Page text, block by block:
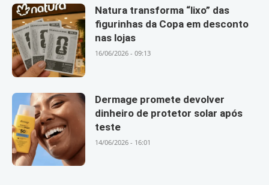
Natura transforma “lixo” das
figurinhas da Copa em desconto
nas lojas
16/06/2026 - 09:13
Dermage promete devolver
dinheiro de protetor solar após
teste
14/06/2026 - 16:01